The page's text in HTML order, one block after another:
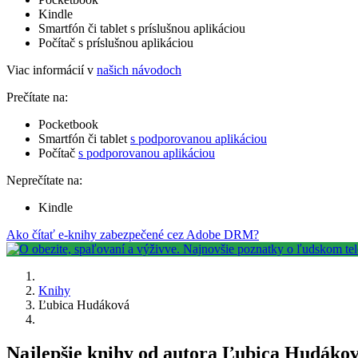
Kindle
Smartfón či tablet s príslušnou aplikáciou
Počítač s príslušnou aplikáciou
Viac informácií v našich návodoch
Prečítate na:
Pocketbook
Smartfón či tablet s podporovanou aplikáciou
Počítač s podporovanou aplikáciou
Neprečítate na:
Kindle
Ako čítať e-knihy zabezpečené cez Adobe DRM?
Knihy
Ľubica Hudáková
Najlepšie knihy od autora Ľubica